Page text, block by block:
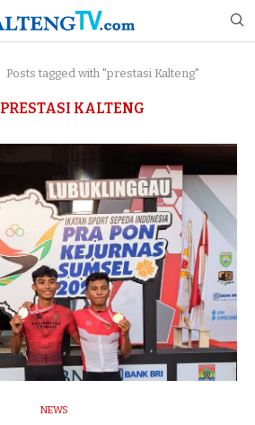
Posts tagged with "prestasi Kalteng"
PRESTASI KALTENG
NEWS